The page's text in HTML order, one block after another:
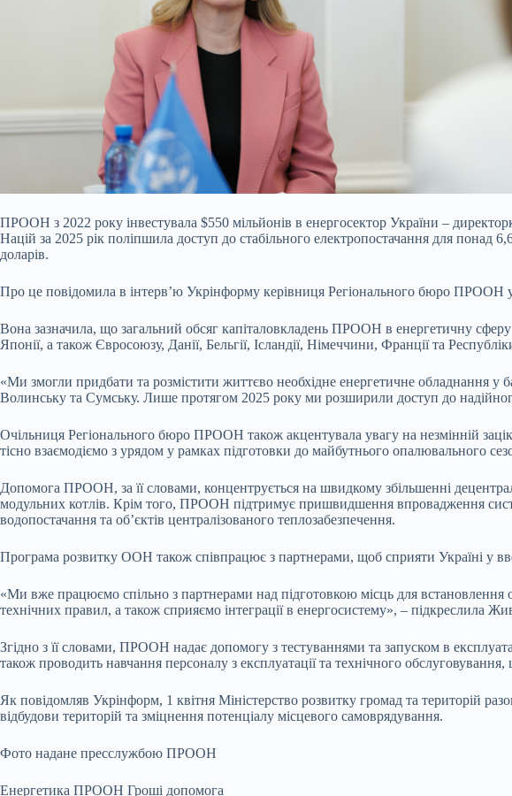
ПРООН з 2022 року інвестувала $550 мільйонів в енергосектор України –
Націй за 2025 рік поліпшила доступ до стабільного електропостачання для понад
доларів.
Про це повідомила в інтервʼю Укрінформу керівниця Регіонального бюро ПРООН
Вона зазначила, що загальний обсяг капіталовкладень ПРООН в енергетичну
Японії, а також Євросоюзу, Данії, Бельгії, Ісландії, Німеччини, Франції та
«Ми змогли придбати та розмістити життєво необхідне енергетичне обладнання у
Волинську та Сумську. Лише протягом 2025 року ми розширили доступ до
Очільниця Регіонального бюро ПРООН також акцентувала увагу на незмінній
тісно взаємодіємо з урядом у рамках підготовки до майбутнього опалювального
Допомога ПРООН, за її словами, концентрується на швидкому збільшенні
модульних котлів. Крім того, ПРООН підтримує пришвидшення впровадження
водопостачання та об’єктів централізованого теплозабезпечення.
Програма розвитку ООН також співпрацює з партнерами, щоб сприяти Україні у
«Ми вже працюємо спільно з партнерами над підготовкою місць для
технічних правил, а також сприяємо інтеграції в енергосистему», – підкреслила
Згідно з її словами, ПРООН надає допомогу з тестуваннями та запуском в
також проводить навчання персоналу з експлуатації та технічного
Як повідомляв Укрінформ, 1 квітня Міністерство розвитку громад та
відбудови територій та зміцнення потенціалу місцевого самоврядування.
Фото надане пресслужбою ПРООН
Енергетика ПРООН Гроші допомога